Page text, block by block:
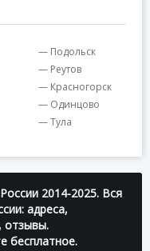
— Подольск
— Реутов
— Красногорск
— Одинцово
— Тула
2014-2025. Вся
адреса,
отзывы.
бесплатное.